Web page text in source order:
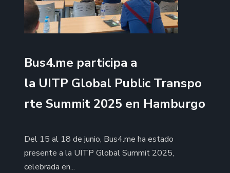
Bus4.me participa a
la UITP Global Public Transpo
rte Summit 2025 en Hamburgo
Del 15 al 18 de junio, Bus4.me ha estado
presente a la UITP Global Summit 2025,
celebrada en...